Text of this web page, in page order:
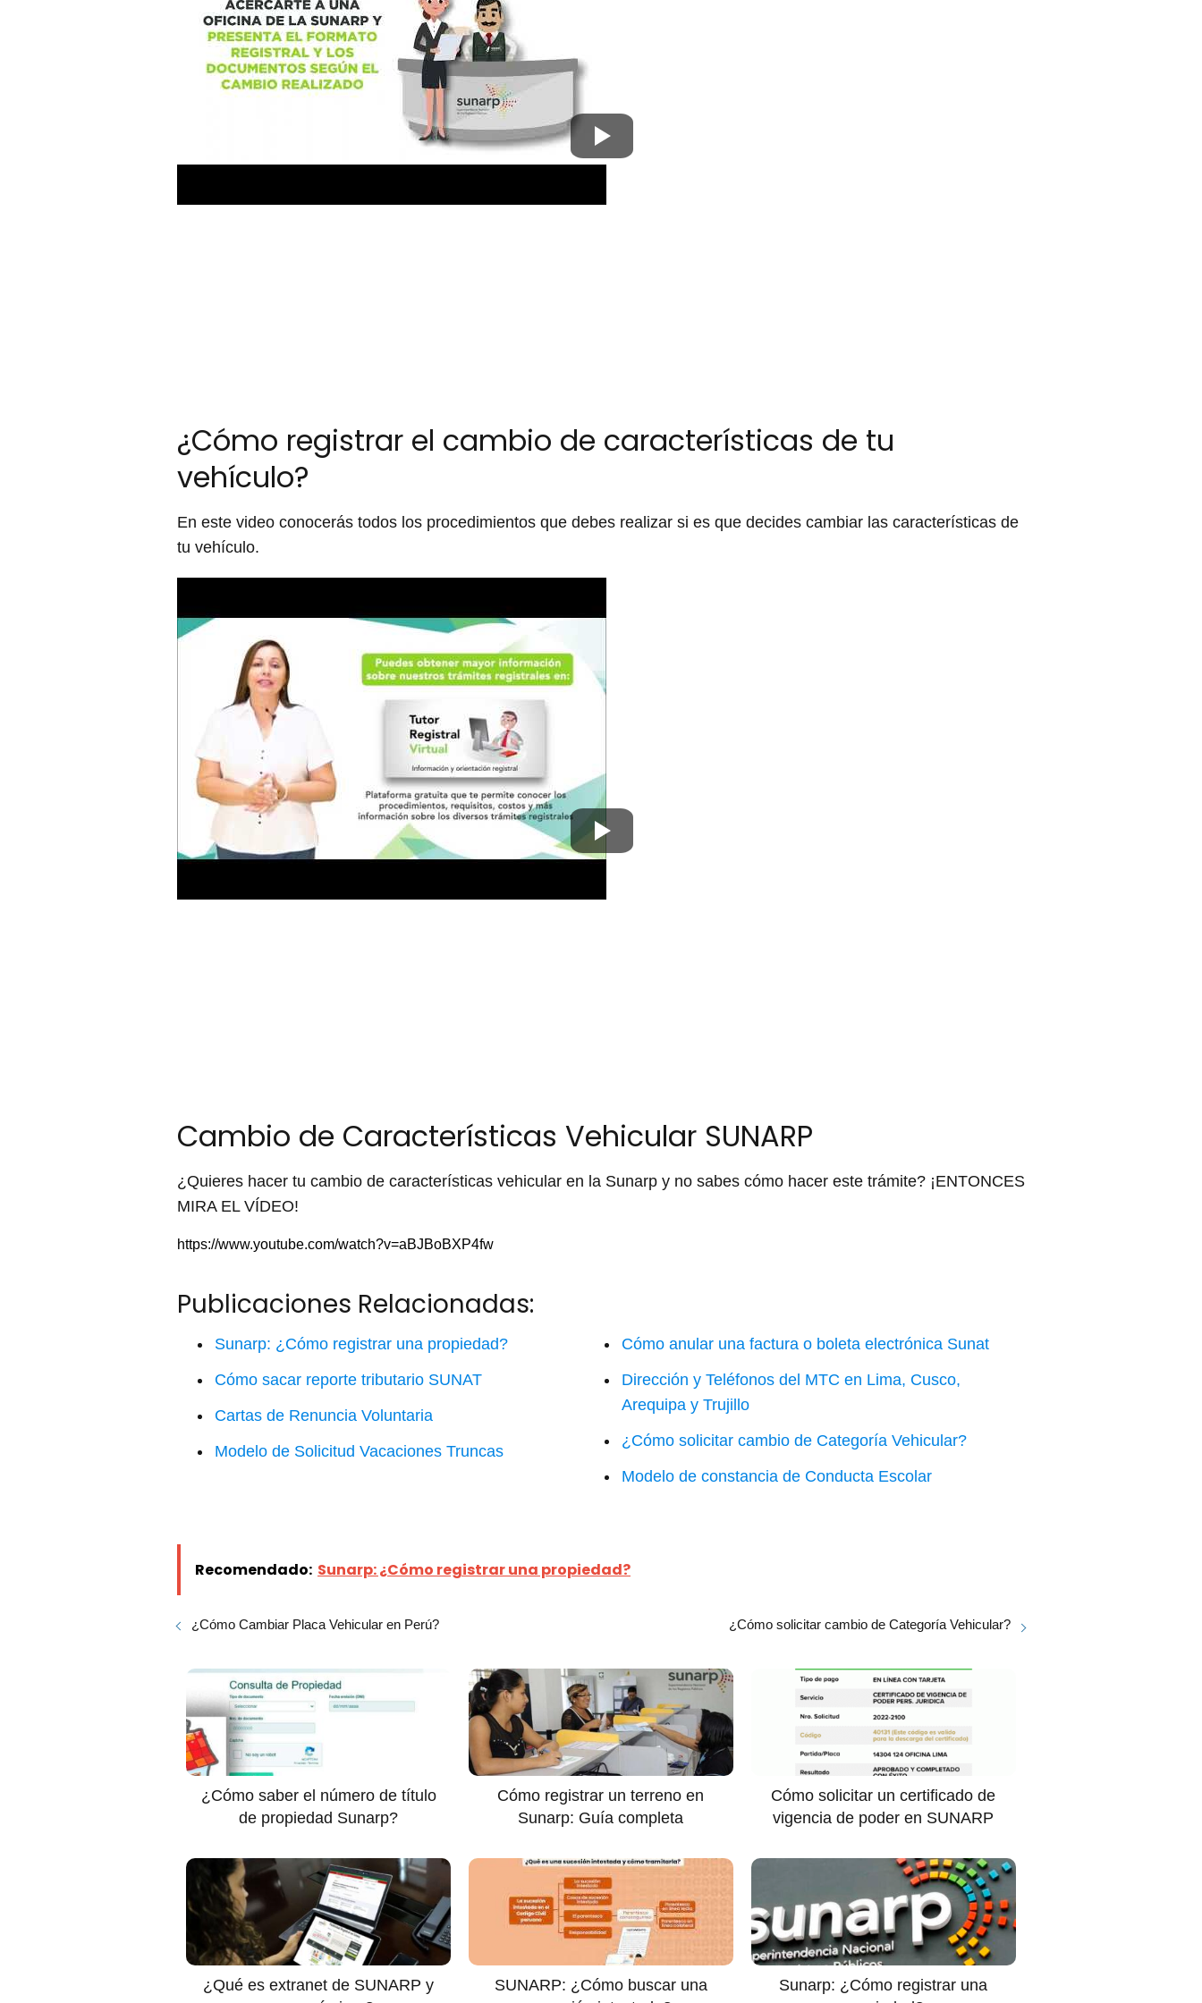
¿Cómo registrar el cambio de características de tu
vehículo?
En este video conocerás todos los procedimientos que debes realizar si es que decides cambiar las características de
tu vehículo.
Cambio de Características Vehicular SUNARP
¿Quieres hacer tu cambio de características vehicular en la Sunarp y no sabes cómo hacer este trámite? ¡ENTONCES
MIRA EL VÍDEO!
https://www.youtube.com/watch?v=aBJBoBXP4fw
Publicaciones Relacionadas:
Sunarp: ¿Cómo registrar una propiedad?
Cómo sacar reporte tributario SUNAT
Cartas de Renuncia Voluntaria
Modelo de Solicitud Vacaciones Truncas
Cómo anular una factura o boleta electrónica Sunat
Dirección y Teléfonos del MTC en Lima, Cusco,
Arequipa y Trujillo
¿Cómo solicitar cambio de Categoría Vehicular?
Modelo de constancia de Conducta Escolar
Recomendado: Sunarp: ¿Cómo registrar una propiedad?
¿Cómo Cambiar Placa Vehicular en Perú? ¿Cómo solicitar cambio de Categoría Vehicular?
¿Cómo saber el número de título
de propiedad Sunarp?
Cómo registrar un terreno en
Sunarp: Guía completa
Cómo solicitar un certificado de
vigencia de poder en SUNARP
¿Qué es extranet de SUNARP y
SUNARP: ¿Cómo buscar una
Sunarp: ¿Cómo registrar una